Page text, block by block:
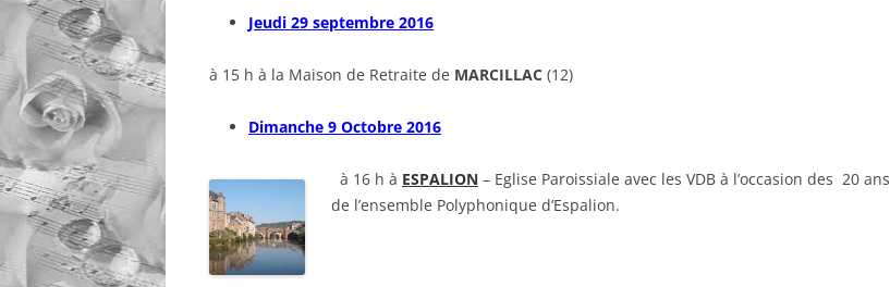
Jeudi 29 septembre 2016
à 15 h à la Maison de Retraite de MARCILLAC (12)
Dimanche 9 Octobre 2016
à 16 h à ESPALION – Eglise Paroissiale avec les VDB à l’occasion des 20 ans
de l’ensemble Polyphonique d’Espalion.